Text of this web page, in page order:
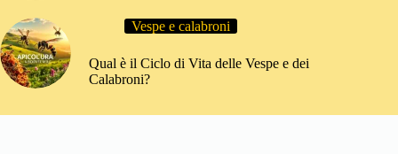
Vespe e calabroni
Qual è il Ciclo di Vita delle Vespe e dei
Calabroni?